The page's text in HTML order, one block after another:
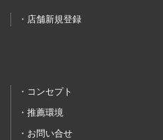
店舗新規登録
コンセプト
推薦環境
お問い合せ